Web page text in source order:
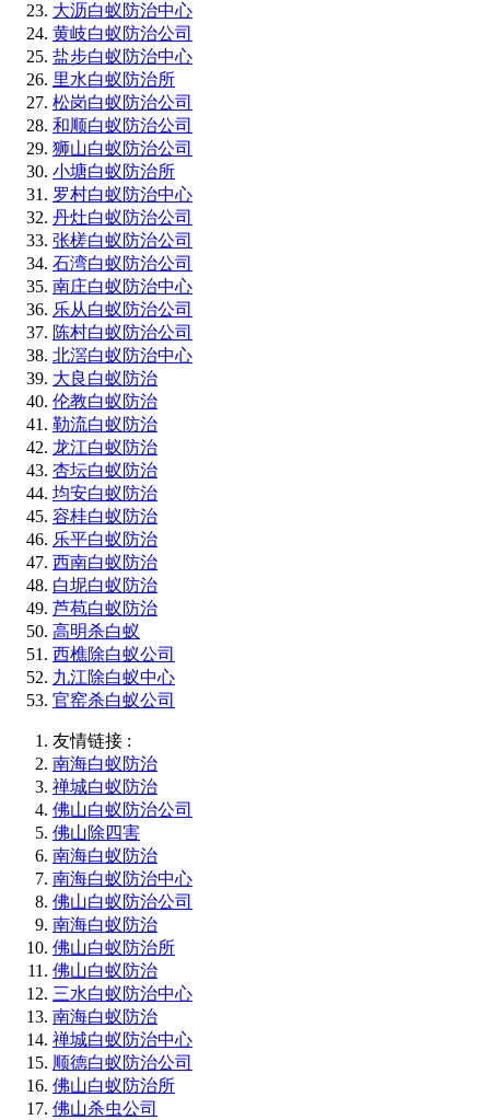
大沥白蚁防治中心
黄岐白蚁防治公司
盐步白蚁防治中心
里水白蚁防治所
松岗白蚁防治公司
和顺白蚁防治公司
狮山白蚁防治公司
小塘白蚁防治所
罗村白蚁防治中心
丹灶白蚁防治公司
张槎白蚁防治公司
石湾白蚁防治公司
南庄白蚁防治中心
乐从白蚁防治公司
陈村白蚁防治公司
北滘白蚁防治中心
大良白蚁防治
伦教白蚁防治
勒流白蚁防治
龙江白蚁防治
杏坛白蚁防治
均安白蚁防治
容桂白蚁防治
乐平白蚁防治
西南白蚁防治
白坭白蚁防治
芦苞白蚁防治
高明杀白蚁
西樵除白蚁公司
九江除白蚁中心
官窑杀白蚁公司
友情链接 :
南海白蚁防治
禅城白蚁防治
佛山白蚁防治公司
佛山除四害
南海白蚁防治
南海白蚁防治中心
佛山白蚁防治公司
南海白蚁防治
佛山白蚁防治所
佛山白蚁防治
三水白蚁防治中心
南海白蚁防治
禅城白蚁防治中心
顺德白蚁防治公司
佛山白蚁防治所
佛山杀虫公司